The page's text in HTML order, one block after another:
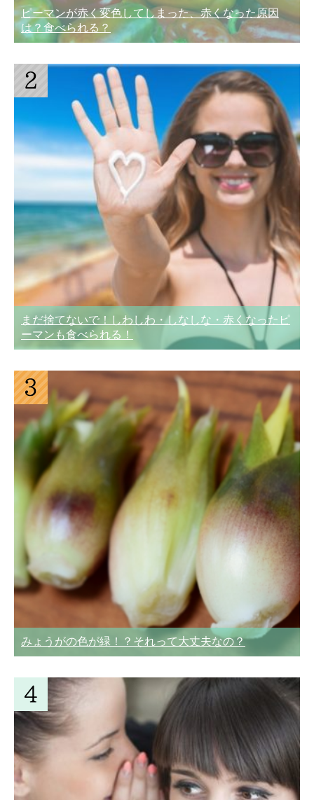
ピーマンが赤く変色してしまった、赤くなった原因
は？食べられる？
まだ捨てないで！しわしわ・しなしな・赤くなったピ
ーマンも食べられる！
みょうがの色が緑！？それって大丈夫なの？